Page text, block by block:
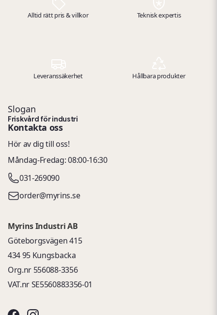
Alltid rätt pris & villkor Teknisk expertis
Leveranssäkerhet Hållbara produkter
Slogan
Friskvård för industri
Kontakta oss
Hör av dig till oss!
Måndag-Fredag: 08:00-16:30
031-269090
order@myrins.se
Myrins Industri AB
Göteborgsvägen 415
434 95 Kungsbacka
Org.nr 556088-3356
VAT.nr SE5560883356-01